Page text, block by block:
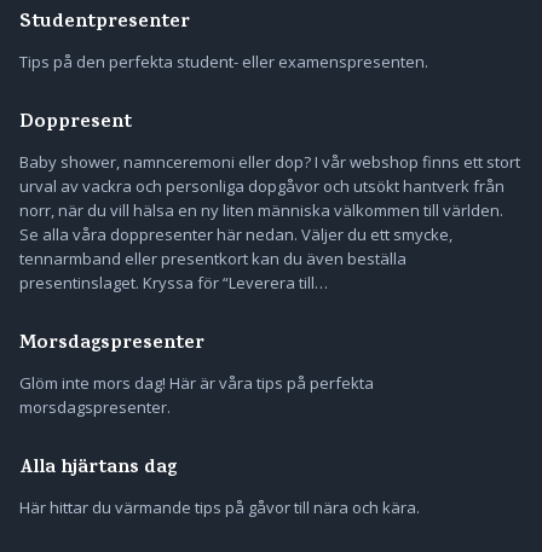
Studentpresenter
Tips på den perfekta student- eller examenspresenten.
Doppresent
Baby shower, namnceremoni eller dop? I vår webshop finns ett stort
urval av vackra och personliga dopgåvor och utsökt hantverk från
norr, när du vill hälsa en ny liten människa välkommen till världen.
Se alla våra doppresenter här nedan. Väljer du ett smycke,
tennarmband eller presentkort kan du även beställa
presentinslaget. Kryssa för “Leverera till…
Morsdagspresenter
Glöm inte mors dag! Här är våra tips på perfekta
morsdagspresenter.
Alla hjärtans dag
Här hittar du värmande tips på gåvor till nära och kära.